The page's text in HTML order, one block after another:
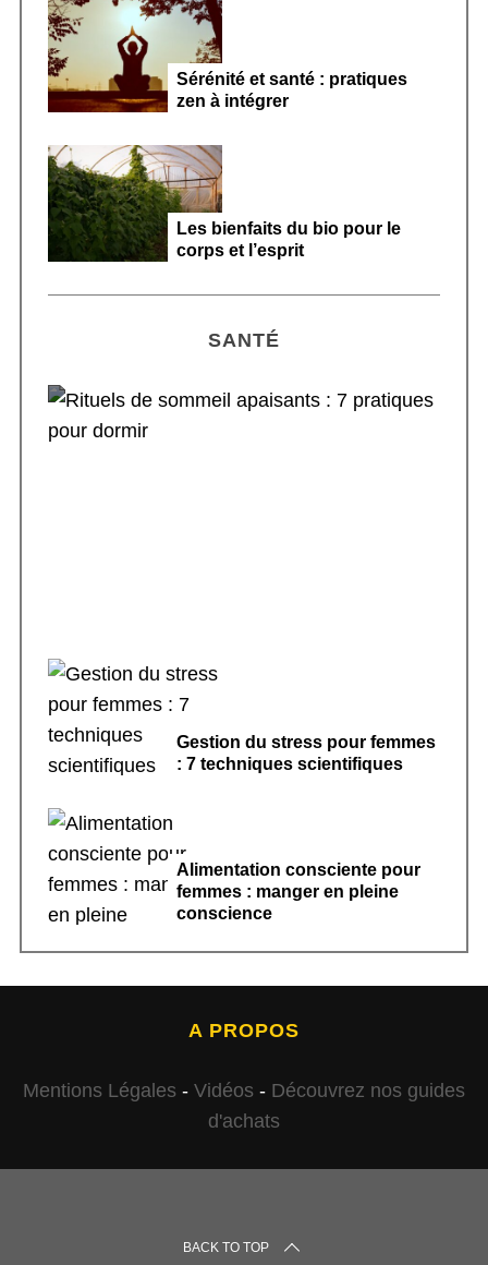
Sérénité et santé : pratiques
zen à intégrer
Les bienfaits du bio pour le
corps et l’esprit
SANTÉ
Gestion du stress pour femmes
: 7 techniques scientifiques
Alimentation consciente pour
femmes : manger en pleine
conscience
A PROPOS
Mentions Légales - Vidéos - Découvrez nos guides
d'achats
BACK TO TOP